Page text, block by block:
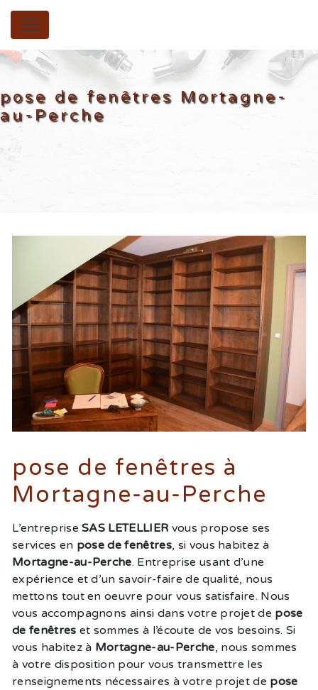
Panneau de gestion des cookies
pose de fenêtres Mortagne-
au-Perche
pose de fenêtres à
Mortagne-au-Perche
L’entrepriseSAS LETELLIER vous propose ses
services en pose de fenêtres, si vous habitez à
Mortagne-au-Perche. Entreprise usant d’une
expérience et d’un savoir-faire de qualité, nous
mettons tout en oeuvre pour vous satisfaire. Nous
vous accompagnons ainsi dans votre projet de pose
de fenêtres et sommes à l’écoute de vos besoins. Si
vous habitez à Mortagne-au-Perche, nous sommes
à votre disposition pour vous transmettre les
renseignements nécessaires à votre projet de pose